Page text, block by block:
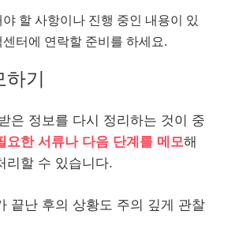
할 사항이나 진행 중인 내용이 있
터에 연락할 준비를 하세요.
기
은 정보를 다시 정리하는 것이 중
요한 서류나 다음 단계를 메모해
리할 수 있습니다.
끝난 후의 상황도 주의 깊게 관찰